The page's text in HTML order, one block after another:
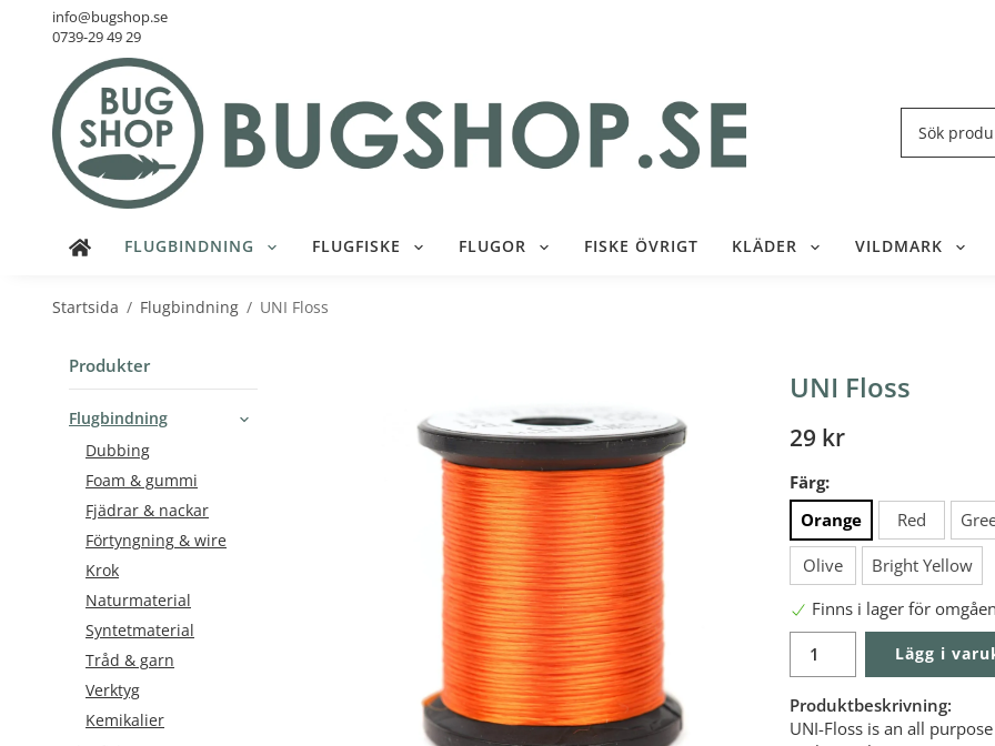
info@bugshop.se
0739-29 49 29
FLUGBINDNING FLUGFISKE FLUGOR FISKE ÖVRIGT KLÄDER VILDMARK
Startsida / Flugbindning / UNI Floss
Produkter
Flugbindning
Dubbing
Foam & gummi
Fjädrar & nackar
Förtyngning & wire
Krok
Naturmaterial
Syntetmaterial
Tråd & garn
Verktyg
Kemikalier
UNI Floss
29 kr
Färg:
Orange
Red
Olive
Bright Yellow
Finns i lager för
Lägg i
Produktbeskrivning:
UNI-Floss is an all